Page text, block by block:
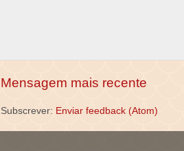
Mensagem mais recente
Subscrever: Enviar feedback (Atom)